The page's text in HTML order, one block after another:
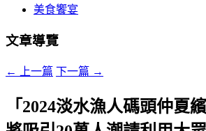
美食饗宴
文章導覽
← 上一篇 下一篇 →
「2024淡水漁人碼頭仲夏